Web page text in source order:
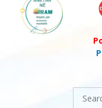
Search
for: